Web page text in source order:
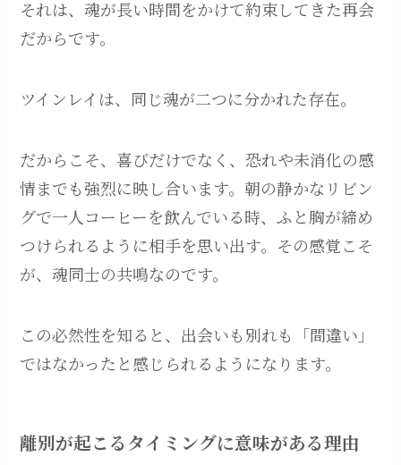
それは、魂が長い時間をかけて約束してきた再会
だからです。
ツインレイは、同じ魂が二つに分かれた存在。
だからこそ、喜びだけでなく、恐れや未消化の感
情までも強烈に映し合います。朝の静かなリビン
グで一人コーヒーを飲んでいる時、ふと胸が締め
つけられるように相手を思い出す。その感覚こそ
が、魂同士の共鳴なのです。
この必然性を知ると、出会いも別れも「間違い」
ではなかったと感じられるようになります。
離別が起こるタイミングに意味がある理由